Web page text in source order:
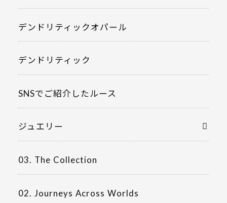
デンドリティックオパール
デンドリティック
SNSでご紹介したルース
ジュエリー
03. The Collection
02. Journeys Across Worlds